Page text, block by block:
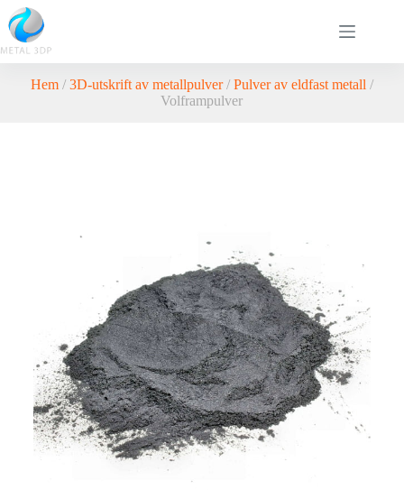
Hem/ 3D-utskrift av metallpulver/ Pulver av eldfast metall /
Volframpulver